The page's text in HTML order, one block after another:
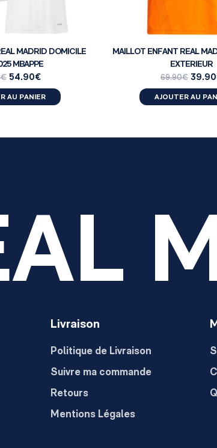
MADRID DOMICILE
MBAPPE
€ 54.90€
AU PANIER
MAILLOT ENFANT REAL
EXTERIEUR
69.90€ 39.90
AJOUTER AU
Livraison
Politique de Livraison
Suivre ma commande
Retours
Mentions Légales